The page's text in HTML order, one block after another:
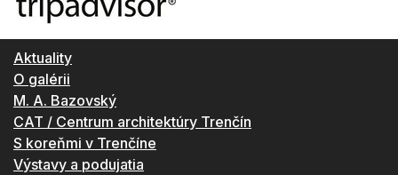
Aktuality
O galérii
M. A. Bazovský
CAT / Centrum architektúry Trenčín
S koreňmi v Trenčíne
Výstavy a podujatia